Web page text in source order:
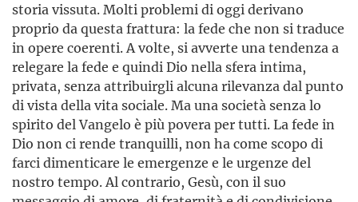
storia vissuta. Molti problemi di oggi derivano
proprio da questa frattura: la fede che non si traduce
in opere coerenti. A volte, si avverte una tendenza a
relegare la fede e quindi Dio nella sfera intima,
privata, senza attribuirgli alcuna rilevanza dal punto
di vista della vita sociale. Ma una società senza lo
spirito del Vangelo è più povera per tutti. La fede in
Dio non ci rende tranquilli, non ha come scopo di
farci dimenticare le emergenze e le urgenze del
nostro tempo. Al contrario, Gesù, con il suo